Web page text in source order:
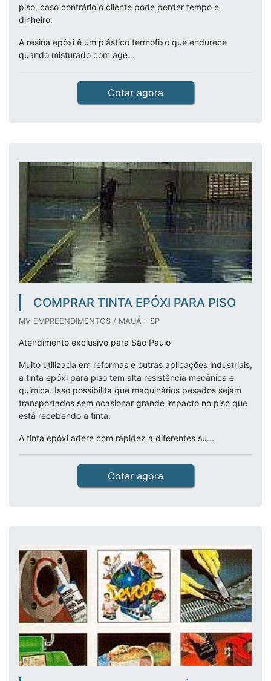
piso, caso contrário o cliente pode perder tempo e
dinheiro.
A resina epóxi é um plástico termofixo que endurece
quando misturado com age...
Cotar agora
COMPRAR TINTA EPÓXI PARA PISO
MV EMPREENDIMENTOS / MAUÁ - SP
Atendimento exclusivo para São Paulo
Muito utilizada em reformas e outras aplicações industriais,
a tinta epóxi para piso tem alta resistência mecânica e
química. Isso possibilita que maquinários pesados sejam
transportados sem ocasionar grande impacto no piso que
está recebendo a tinta.
A tinta epóxi adere com rapidez a diferentes su...
Cotar agora